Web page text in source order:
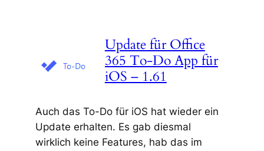
Update für Office
365 To-Do App für
iOS – 1.61
Auch das To-Do für iOS hat wieder ein
Update erhalten. Es gab diesmal
wirklich keine Features, hab das im